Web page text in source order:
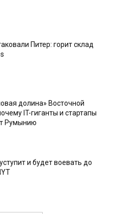
Питер: горит склад
долина» Восточной
IT-гиганты и стартапы
Румынию
и будет воевать до